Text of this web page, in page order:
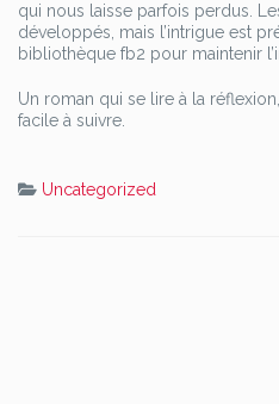
qui nous laisse parfois perdus.
développés, mais l’intrigue est
bibliothèque fb2 pour maintenir
Un roman qui se lire à la
facile à suivre.
Uncategorized